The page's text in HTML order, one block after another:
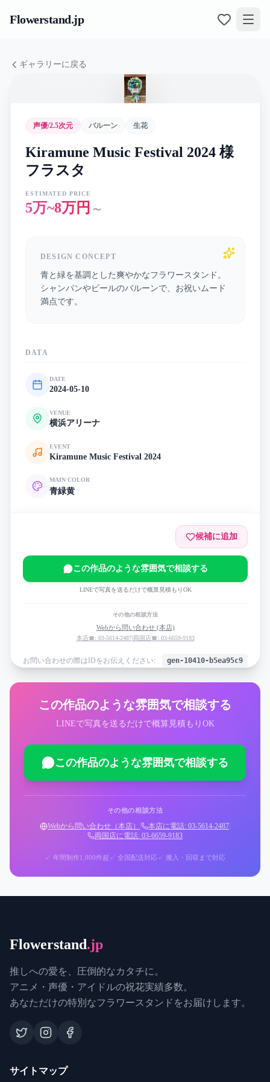
Flowerstand.jp
ギャラリーに戻る
声優/2.5次元 バルーン 生花
Kiramune Music Festival 2024 様
フラスタ
ESTIMATED PRICE
5万~8万円 〜
DESIGN CONCEPT
青と緑を基調とした爽やかなフラワースタンド。
シャンパンやビールのバルーンで、お祝いムード
満点です。
DATA
DATE
2024-05-10
VENUE
横浜アリーナ
EVENT
Kiramune Music Festival 2024
MAIN COLOR
青緑黄
候補に追加
この作品のような雰囲気で相談する
LINEで写真を送るだけで概算見積もりOK
その他の相談方法
Webから問い合わせ (本店)
本店☎: 03-5614-2487|両国店☎: 03-6659-9183
お問い合わせの際はIDをお伝えください: gen-10410-b5ea95c9
この作品のような雰囲気で相談する
LINEで写真を送るだけで概算見積もりOK
この作品のような雰囲気で相談する
その他の相談方法
Webから問い合わせ（本店） 本店に電話: 03-5614-2487
両国店に電話: 03-6659-9183
✓ 年間制作1,000件超 ✓ 全国配送対応 ✓ 搬入・回収まで対応
Flowerstand.jp
推しへの愛を、圧倒的なカタチに。
アニメ・声優・アイドルの祝花実績多数。
あなただけの特別なフラワースタンドをお届けします。
サイトマップ